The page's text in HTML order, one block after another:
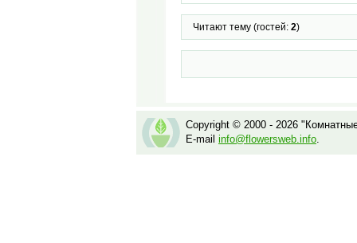
Читают тему (гостей: 2)
Copyright © 2000 - 2026
E-mail info@flowersweb.info.